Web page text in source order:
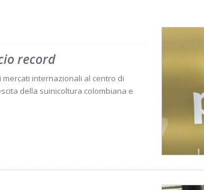
record
internazionali al centro di
della suinicoltura colombiana e